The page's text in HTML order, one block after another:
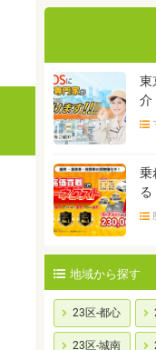
東
介
乗
る
地域から探す
23区-都心
23区-城南